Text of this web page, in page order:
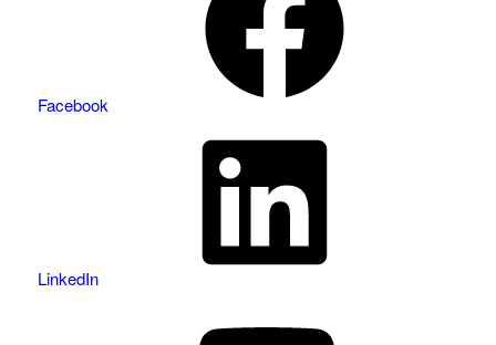
Facebook
LinkedIn